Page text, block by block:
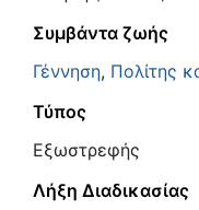
Συμβάντα ζωής
Γέννηση, Πολίτης
Τύπος
Εξωστρεφής
Λήξη Διαδικασίας